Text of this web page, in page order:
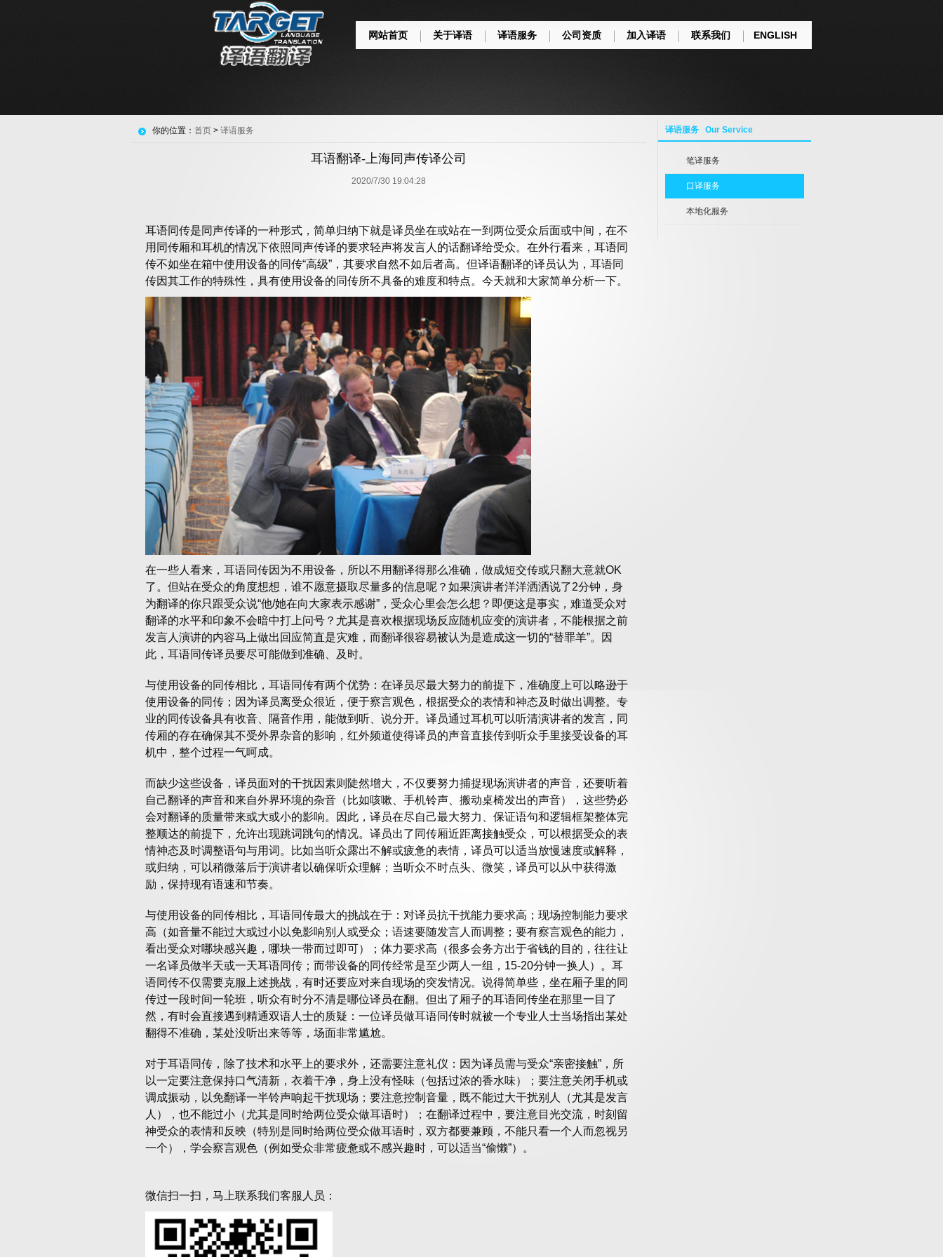
网站首页 关于译语 译语服务 公司资质 加入译语 联系我们 ENGLISH
译语服务 Our Service
笔译服务
口译服务
本地化服务
你的位置： 首页 > 译语服务
耳语翻译-上海同声传译公司
2020/7/30 19:04:28
耳语同传是同声传译的一种形式，简单归纳下就是译员坐在或站在一到两位受众后面或中间，在不
用同传厢和耳机的情况下依照同声传译的要求轻声将发言人的话翻译给受众。在外行看来，耳语同
传不如坐在箱中使用设备的同传“高级”，其要求自然不如后者高。但译语翻译的译员认为，耳语同
传因其工作的特殊性，具有使用设备的同传所不具备的难度和特点。今天就和大家简单分析一下。
在一些人看来，耳语同传因为不用设备，所以不用翻译得那么准确，做成短交传或只翻大意就OK
了。但站在受众的角度想想，谁不愿意摄取尽量多的信息呢？如果演讲者洋洋洒洒说了2分钟，身
为翻译的你只跟受众说“他/她在向大家表示感谢”，受众心里会怎么想？即便这是事实，难道受众对
翻译的水平和印象不会暗中打上问号？尤其是喜欢根据现场反应随机应变的演讲者，不能根据之前
发言人演讲的内容马上做出回应简直是灾难，而翻译很容易被认为是造成这一切的“替罪羊”。因
此，耳语同传译员要尽可能做到准确、及时。
与使用设备的同传相比，耳语同传有两个优势：在译员尽最大努力的前提下，准确度上可以略逊于
使用设备的同传；因为译员离受众很近，便于察言观色，根据受众的表情和神态及时做出调整。专
业的同传设备具有收音、隔音作用，能做到听、说分开。译员通过耳机可以听清演讲者的发言，同
传厢的存在确保其不受外界杂音的影响，红外频道使得译员的声音直接传到听众手里接受设备的耳
机中，整个过程一气呵成。
而缺少这些设备，译员面对的干扰因素则陡然增大，不仅要努力捕捉现场演讲者的声音，还要听着
自己翻译的声音和来自外界环境的杂音（比如咳嗽、手机铃声、搬动桌椅发出的声音），这些势必
会对翻译的质量带来或大或小的影响。因此，译员在尽自己最大努力、保证语句和逻辑框架整体完
整顺达的前提下，允许出现跳词跳句的情况。译员出了同传厢近距离接触受众，可以根据受众的表
情神态及时调整语句与用词。比如当听众露出不解或疲惫的表情，译员可以适当放慢速度或解释，
或归纳，可以稍微落后于演讲者以确保听众理解；当听众不时点头、微笑，译员可以从中获得激
励，保持现有语速和节奏。
与使用设备的同传相比，耳语同传最大的挑战在于：对译员抗干扰能力要求高；现场控制能力要求
高（如音量不能过大或过小以免影响别人或受众；语速要随发言人而调整；要有察言观色的能力，
看出受众对哪块感兴趣，哪块一带而过即可）；体力要求高（很多会务方出于省钱的目的，往往让
一名译员做半天或一天耳语同传；而带设备的同传经常是至少两人一组，15-20分钟一换人）。耳
语同传不仅需要克服上述挑战，有时还要应对来自现场的突发情况。说得简单些，坐在厢子里的同
传过一段时间一轮班，听众有时分不清是哪位译员在翻。但出了厢子的耳语同传坐在那里一目了
然，有时会直接遇到精通双语人士的质疑：一位译员做耳语同传时就被一个专业人士当场指出某处
翻得不准确，某处没听出来等等，场面非常尴尬。
对于耳语同传，除了技术和水平上的要求外，还需要注意礼仪：因为译员需与受众“亲密接触”，所
以一定要注意保持口气清新，衣着干净，身上没有怪味（包括过浓的香水味）；要注意关闭手机或
调成振动，以免翻译一半铃声响起干扰现场；要注意控制音量，既不能过大干扰别人（尤其是发言
人），也不能过小（尤其是同时给两位受众做耳语时）；在翻译过程中，要注意目光交流，时刻留
神受众的表情和反映（特别是同时给两位受众做耳语时，双方都要兼顾，不能只看一个人而忽视另
一个），学会察言观色（例如受众非常疲惫或不感兴趣时，可以适当“偷懒”）。
微信扫一扫，马上联系我们客服人员：